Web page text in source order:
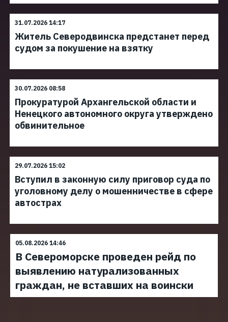
31.07.2026 14:17
Житель Северодвинска предстанет перед
судом за покушение на взятку
30.07.2026 08:58
Прокуратурой Архангельской области и
Ненецкого автономного округа утверждено
обвинительное
29.07.2026 15:02
Вступил в законную силу приговор суда по
уголовному делу о мошенничестве в сфере
автострах
05.08.2026 14:46
В Североморске проведен рейд по
выявлению натурализованных
граждан, не вставших на воински